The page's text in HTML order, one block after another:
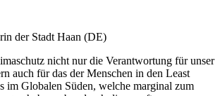
der Stadt Haan (DE)
nicht nur die Verantwortung für unser
auch für das der Menschen in den Least
im Globalen Süden, welche marginal zum